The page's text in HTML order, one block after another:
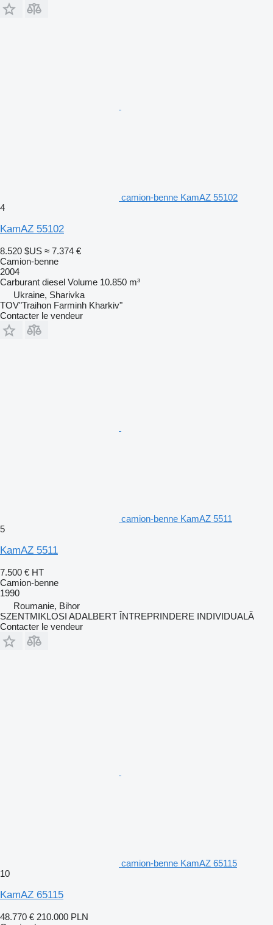
camion-benne KamAZ 55102
4
KamAZ 55102
8.520 $US ≈ 7.374 €
Camion-benne
2004
Carburant diesel Volume 10.850 m³
Ukraine, Sharivka
TOV"Traihon Farminh Kharkiv"
Contacter le vendeur
camion-benne KamAZ 5511
5
KamAZ 5511
7.500 € HT
Camion-benne
1990
Roumanie, Bihor
SZENTMIKLOSI ADALBERT ÎNTREPRINDERE INDIVIDUALĂ
Contacter le vendeur
camion-benne KamAZ 65115
10
KamAZ 65115
48.770 € 210.000 PLN